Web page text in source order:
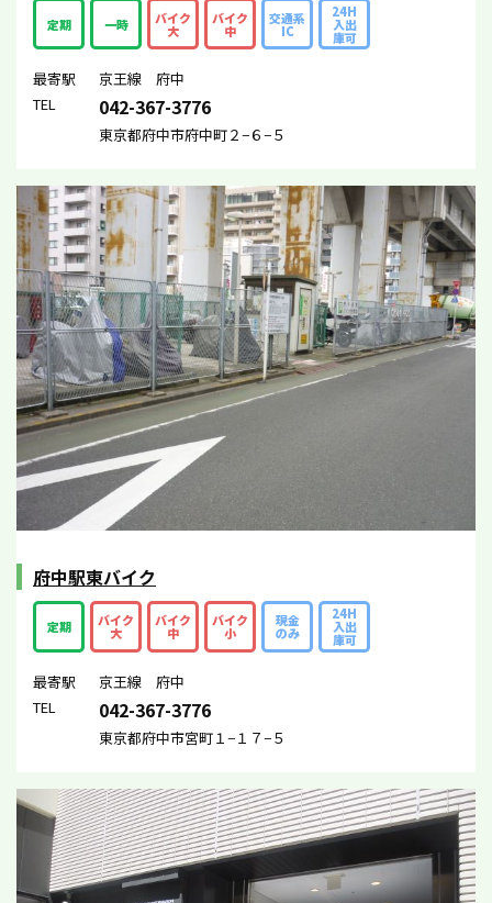
定期 一時 バイク
大
バイク
中
交通系
IC
24H
入出
庫可
最寄駅
京王線 府中
TEL
042-367-3776
東京都府中市府中町２−６−５
府中駅東バイク
定期 バイク
大
バイク
中
バイク
小
現金
のみ
24H
入出
庫可
最寄駅
京王線 府中
TEL
042-367-3776
東京都府中市宮町１−１７−５